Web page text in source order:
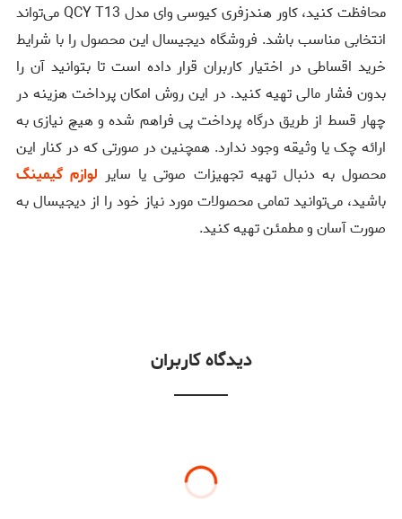
محافظت کنید، کاور هندزفری کیوسی وای مدل QCY T13 می‌تواند
انتخابی مناسب باشد. فروشگاه دیجیسال این محصول را با شرایط
خرید اقساطی در اختیار کاربران قرار داده است تا بتوانید آن را
بدون فشار مالی تهیه کنید. در این روش امکان پرداخت هزینه در
چهار قسط از طریق درگاه پرداخت پی فراهم شده و هیچ نیازی به
ارائه چک یا وثیقه وجود ندارد. همچنین در صورتی که در کنار این
محصول به دنبال تهیه تجهیزات صوتی یا سایر لوازم گیمینگ
باشید، می‌توانید تمامی محصولات مورد نیاز خود را از دیجیسال به
صورت آسان و مطمئن تهیه کنید.
دیدگاه کاربران